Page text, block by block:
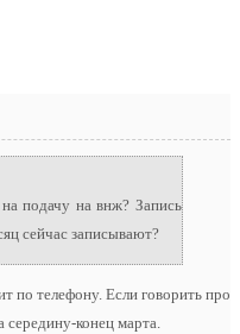
подачу на внж? Запись
сейчас записывают?
по телефону. Если говорить про
середину-конец марта.